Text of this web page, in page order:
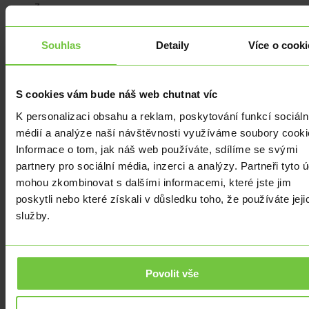
Souhlas Detaily Více o
S cookies vám bude náš web chutnat víc
K personalizaci obsahu a reklam, poskytování funkcí
médií a analýze naší návštěvnosti využíváme soubory
Informace o tom, jak náš web používáte, sdílíme se svými
partnery pro sociální média, inzerci a analýzy. Partneři tyto
mohou zkombinovat s dalšími informacemi, které jste jim
poskytli nebo které získali v důsledku toho, že používáte
služby.
Povolit vše
z
nichž
část
používaly
zvýšení
hodnoty
FTT.
V
rámci
zjednodušení
si
představme
pokus